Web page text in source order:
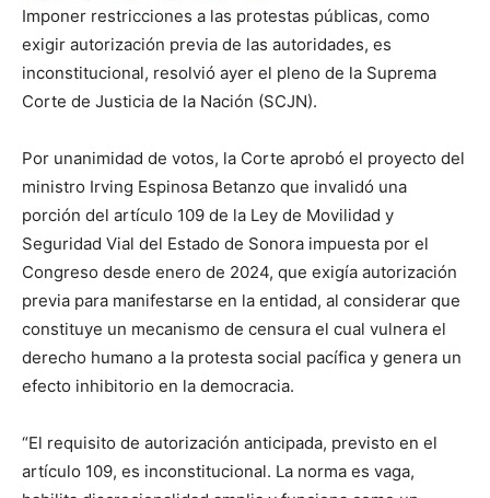
Imponer restricciones a las protestas públicas, como
exigir autorización previa de las autoridades, es
inconstitucional, resolvió ayer el pleno de la Suprema
Corte de Justicia de la Nación (SCJN).
Por unanimidad de votos, la Corte aprobó el proyecto del
ministro Irving Espinosa Betanzo que invalidó una
porción del artículo 109 de la Ley de Movilidad y
Seguridad Vial del Estado de Sonora impuesta por el
Congreso desde enero de 2024, que exigía autorización
previa para manifestarse en la entidad, al considerar que
constituye un mecanismo de censura el cual vulnera el
derecho humano a la protesta social pacífica y genera un
efecto inhibitorio en la democracia.
“El requisito de autorización anticipada, previsto en el
artículo 109, es inconstitucional. La norma es vaga,